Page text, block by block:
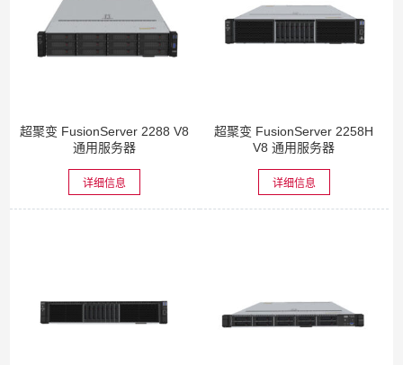
超聚变 FusionServer 2288 V8
通用服务器
详细信息
超聚变 FusionServer 2258H
V8 通用服务器
详细信息